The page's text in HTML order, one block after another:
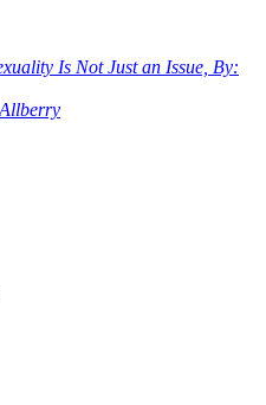
Is Not Just an Issue, By: